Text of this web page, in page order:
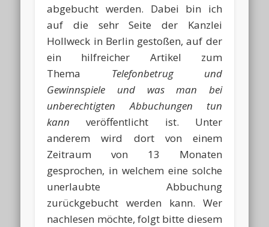
abgebucht werden. Dabei bin ich
auf die sehr Seite der Kanzlei
Hollweck in Berlin gestoßen, auf der
ein hilfreicher Artikel zum
Thema Telefonbetrug und
Gewinnspiele und was man bei
unberechtigten Abbuchungen tun
kann veröffentlicht ist. Unter
anderem wird dort von einem
Zeitraum von 13 Monaten
gesprochen, in welchem eine solche
unerlaubte Abbuchung
zurückgebucht werden kann. Wer
nachlesen möchte, folgt bitte diesem